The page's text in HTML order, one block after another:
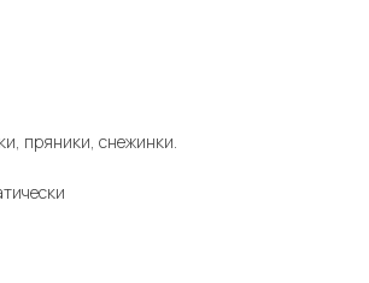
пряники, снежинки.